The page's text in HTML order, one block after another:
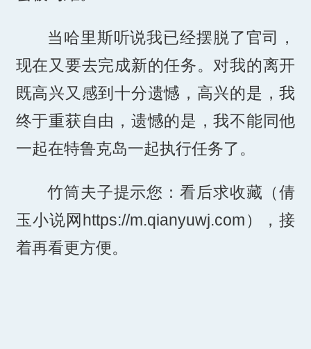
当哈里斯听说我已经摆脱了官司，
现在又要去完成新的任务。对我的离开
既高兴又感到十分遗憾，高兴的是，我
终于重获自由，遗憾的是，我不能同他
一起在特鲁克岛一起执行任务了。
竹筒夫子提示您：看后求收藏（倩
玉小说网https://m.qianyuwj.com），接
着再看更方便。